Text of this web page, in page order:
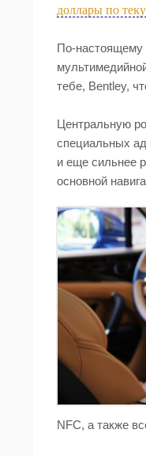
доллары по
По-настоящему
тебе, Bentley,
Центральную
специальных
и еще сильнее
основной
NFC, а также